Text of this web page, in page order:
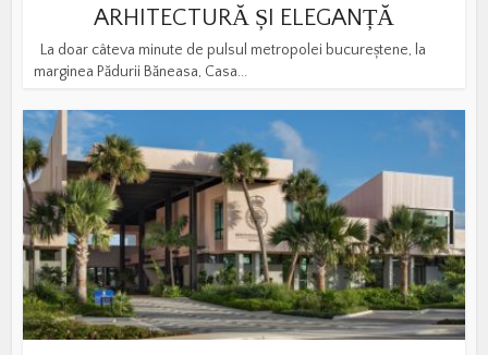
ARHITECTURĂ ȘI ELEGANȚĂ
La doar câteva minute de pulsul metropolei bucureștene, la
marginea Pădurii Băneasa, Casa...